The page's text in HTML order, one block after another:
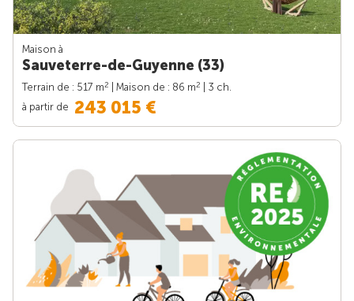
Maison à
Sauveterre-de-Guyenne (33)
Terrain de : 517 m2 | Maison de : 86 m2
| 3 ch.
à partir de 243 015 €